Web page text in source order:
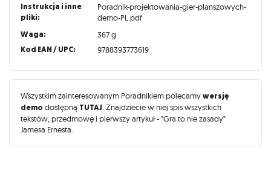
Instrukcja i inne
pliki:
Poradnik-projektowania-gier-planszowych-
demo-PL.pdf
Waga: 367 g
Kod EAN / UPC: 9788393773619
Wszystkim zainteresowanym Poradnikiem polecamywersję
demo dostępną TUTAJ. Znajdziecie w niej spis wszystkich
tekstów, przedmowę i pierwszy artykuł - "Gra to nie zasady"
Jamesa Ernesta.